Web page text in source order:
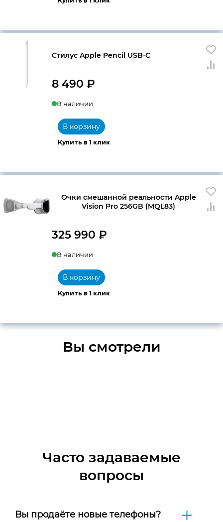
Стилус Apple Pencil USB-C
8 490 ₽
В наличии
Купить в 1 клик
В корзину
Очки смешанной реальности Apple
Vision Pro 256GB (MQL83)
325 990 ₽
В наличии
Купить в 1 клик
В корзину
Вы смотрели
Часто задаваемые
вопросы
Вы продаёте новые телефоны?